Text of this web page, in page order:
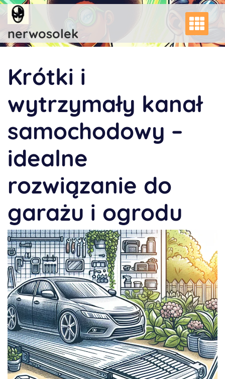
Skip
content
nerwosolek
Krótki i
wytrzymały kanał
samochodowy –
idealne
rozwiązanie do
garażu i ogrodu